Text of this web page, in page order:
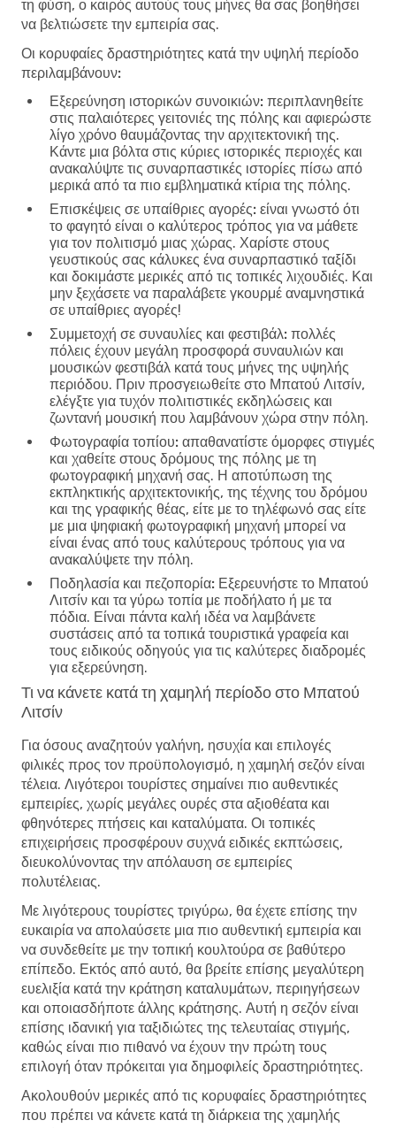
τη φύση, ο καιρός αυτούς τους μήνες θα σας βοηθήσει
να βελτιώσετε την εμπειρία σας.
Οι κορυφαίες δραστηριότητες κατά την υψηλή περίοδο
περιλαμβάνουν:
Εξερεύνηση ιστορικών συνοικιών: περιπλανηθείτε
στις παλαιότερες γειτονιές της πόλης και αφιερώστε
λίγο χρόνο θαυμάζοντας την αρχιτεκτονική της.
Κάντε μια βόλτα στις κύριες ιστορικές περιοχές και
ανακαλύψτε τις συναρπαστικές ιστορίες πίσω από
μερικά από τα πιο εμβληματικά κτίρια της πόλης.
Επισκέψεις σε υπαίθριες αγορές: είναι γνωστό ότι
το φαγητό είναι ο καλύτερος τρόπος για να μάθετε
για τον πολιτισμό μιας χώρας. Χαρίστε στους
γευστικούς σας κάλυκες ένα συναρπαστικό ταξίδι
και δοκιμάστε μερικές από τις τοπικές λιχουδιές. Και
μην ξεχάσετε να παραλάβετε γκουρμέ αναμνηστικά
σε υπαίθριες αγορές!
Συμμετοχή σε συναυλίες και φεστιβάλ: πολλές
πόλεις έχουν μεγάλη προσφορά συναυλιών και
μουσικών φεστιβάλ κατά τους μήνες της υψηλής
περιόδου. Πριν προσγειωθείτε στο Μπατού Λιτσίν,
ελέγξτε για τυχόν πολιτιστικές εκδηλώσεις και
ζωντανή μουσική που λαμβάνουν χώρα στην πόλη.
Φωτογραφία τοπίου: απαθανατίστε όμορφες στιγμές
και χαθείτε στους δρόμους της πόλης με τη
φωτογραφική μηχανή σας. Η αποτύπωση της
εκπληκτικής αρχιτεκτονικής, της τέχνης του δρόμου
και της γραφικής θέας, είτε με το τηλέφωνό σας είτε
με μια ψηφιακή φωτογραφική μηχανή μπορεί να
είναι ένας από τους καλύτερους τρόπους για να
ανακαλύψετε την πόλη.
Ποδηλασία και πεζοπορία: Εξερευνήστε το Μπατού
Λιτσίν και τα γύρω τοπία με ποδήλατο ή με τα
πόδια. Είναι πάντα καλή ιδέα να λαμβάνετε
συστάσεις από τα τοπικά τουριστικά γραφεία και
τους ειδικούς οδηγούς για τις καλύτερες διαδρομές
για εξερεύνηση.
Τι να κάνετε κατά τη χαμηλή περίοδο στο Μπατού
Λιτσίν
Για όσους αναζητούν γαλήνη, ησυχία και επιλογές
φιλικές προς τον προϋπολογισμό, η χαμηλή σεζόν είναι
τέλεια. Λιγότεροι τουρίστες σημαίνει πιο αυθεντικές
εμπειρίες, χωρίς μεγάλες ουρές στα αξιοθέατα και
φθηνότερες πτήσεις και καταλύματα. Οι τοπικές
επιχειρήσεις προσφέρουν συχνά ειδικές εκπτώσεις,
διευκολύνοντας την απόλαυση σε εμπειρίες
πολυτέλειας.
Με λιγότερους τουρίστες τριγύρω, θα έχετε επίσης την
ευκαιρία να απολαύσετε μια πιο αυθεντική εμπειρία και
να συνδεθείτε με την τοπική κουλτούρα σε βαθύτερο
επίπεδο. Εκτός από αυτό, θα βρείτε επίσης μεγαλύτερη
ευελιξία κατά την κράτηση καταλυμάτων, περιηγήσεων
και οποιασδήποτε άλλης κράτησης. Αυτή η σεζόν είναι
επίσης ιδανική για ταξιδιώτες της τελευταίας στιγμής,
καθώς είναι πιο πιθανό να έχουν την πρώτη τους
επιλογή όταν πρόκειται για δημοφιλείς δραστηριότητες.
Ακολουθούν μερικές από τις κορυφαίες δραστηριότητες
που πρέπει να κάνετε κατά τη διάρκεια της χαμηλής